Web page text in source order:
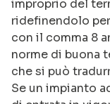
improprio del
ridefinendolo
con il comma 8
norme di buona
che si può
Se un impianto